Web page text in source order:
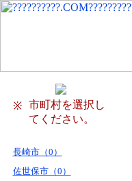
※
市町村を選択し
てください。
長崎市（0）
佐世保市（0）